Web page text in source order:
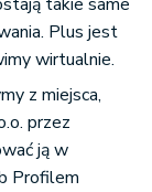
Plus jest
wirtualnie.
z miejsca,
przez
ją w
Profilem